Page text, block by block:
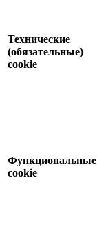
Технические
(обязательные)
cookie
Функциональные
cookie